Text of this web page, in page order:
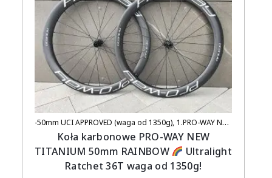
-50mm UCI APPROVED (waga od 1350g) 1.PRO-WAY NEW TITANIUM (UCI APPROVED)
Koła karbonowe PRO-WAY NEW
TITANIUM 50mm RAINBOW
Ultralight
Ratchet 36T waga od 1350g!